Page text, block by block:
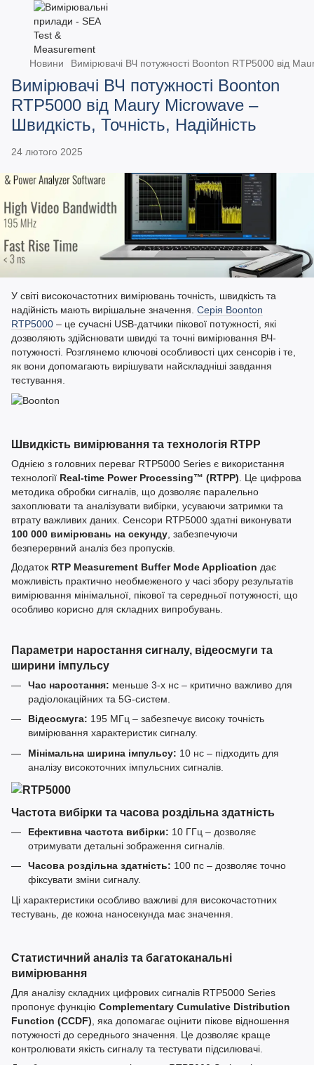
Новини Вимірювачі ВЧ потужності Boonton RTP5000 від
Вимірювачі ВЧ потужності Boonton
RTP5000 від Maury Microwave –
Швидкість, Точність, Надійність
24 лютого 2025
У світі високочастотних вимірювань точність, швидкість та
надійність мають вирішальне значення. Серія Boonton
RTP5000 – це сучасні USB-датчики пікової потужності, які
дозволяють здійснювати швидкі та точні вимірювання ВЧ-
потужності. Розглянемо ключові особливості цих сенсорів і те,
як вони допомагають вирішувати найскладніші завдання
тестування.
Швидкість вимірювання та технологія RTPP
Однією з головних переваг RTP5000 Series є використання
технології Real-time Power Processing™ (RTPP). Це цифрова
методика обробки сигналів, що дозволяє паралельно
захоплювати та аналізувати вибірки, усуваючи затримки та
втрату важливих даних. Сенсори RTP5000 здатні виконувати
100 000 вимірювань на секунду, забезпечуючи
безперервний аналіз без пропусків.
Додаток RTP Measurement Buffer Mode Application дає
можливість практично необмеженого у часі збору результатів
вимірювання мінімальної, пікової та середньої потужності, що
особливо корисно для складних випробувань.
Параметри наростання сигналу, відеосмуги та
ширини імпульсу
Час наростання: меньше 3-х нс – критично важливо для
радіолокаційних та 5G-систем.
Відеосмуга: 195 МГц – забезпечує високу точність
вимірювання характеристик сигналу.
Мінімальна ширина імпульсу: 10 нс – підходить для
аналізу високоточних імпульсних сигналів.
Частота вибірки та часова роздільна здатність
Ефективна частота вибірки: 10 ГГц – дозволяє
отримувати детальні зображення сигналів.
Часова роздільна здатність: 100 пс – дозволяє точно
фіксувати зміни сигналу.
Ці характеристики особливо важливі для високочастотних
тестувань, де кожна наносекунда має значення.
Статистичний аналіз та багатоканальні
вимірювання
Для аналізу складних цифрових сигналів RTP5000 Series
пропонує функцію Complementary Cumulative Distribution
Function (CCDF), яка допомагає оцінити пікове відношення
потужності до середнього значення. Це дозволяє краще
контролювати якість сигналу та тестувати підсилювачі.